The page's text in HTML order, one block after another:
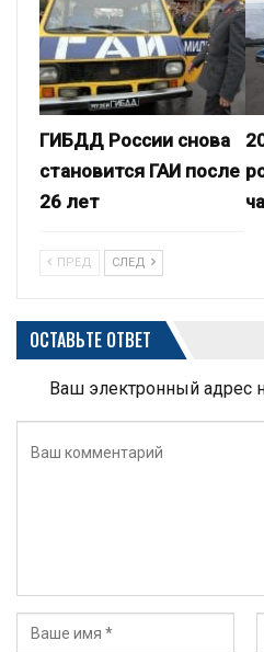
ГИБДД России снова
становится ГАИ после
26 лет
ПРЕД СЛЕД
ОСТАВЬТЕ ОТВЕТ
Ваш электронный адрес